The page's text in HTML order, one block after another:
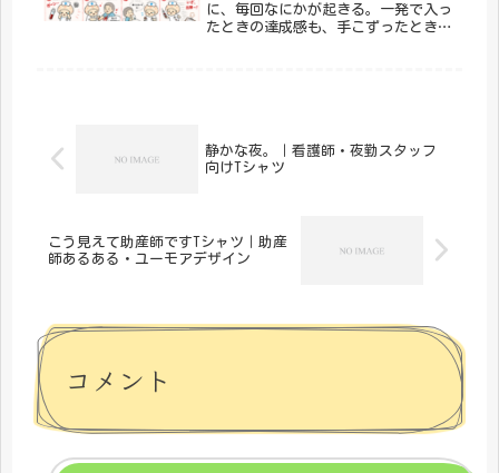
に、毎回なにかが起きる。一発で入っ
たときの達成感も、手こずったときの
静かな夜。｜看護師・夜勤スタッフ
向けTシャツ
こう見えて助産師ですTシャツ｜助産
師あるある・ユーモアデザイン
コメント